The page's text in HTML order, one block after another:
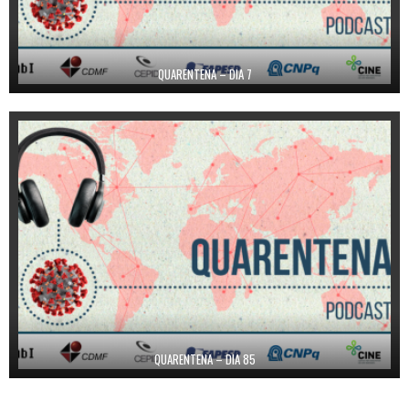
QUARENTENA – DIA 7
QUARENTENA – DIA 85